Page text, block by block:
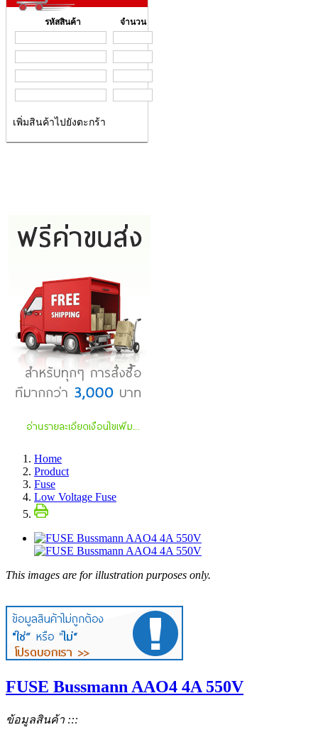
รหัสสินค้า จำนวน
เพิ่มสินค้าไปยังตะกร้า
Home
Product
Fuse
Low Voltage Fuse
This images are for illustration purposes only.
FUSE Bussmann AAO4 4A 550V
ข้อมูลสินค้า :::